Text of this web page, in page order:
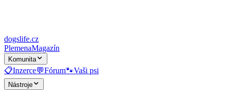
dogslife.cz
PlemenaMagazín
Komunita
📋Inzerce💬Fórum🐾Vaši psi
Nástroje